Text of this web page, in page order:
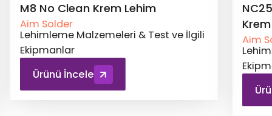
NC257MD Jet Baskı No Clean
Krem Lehim
Aim Solder
Lehimleme Malzemeleri & Test ve İlgili
Ekipmanlar
Ürünü İncele